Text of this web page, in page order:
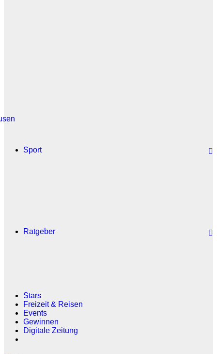
Sport
Ratgeber
Stars
Freizeit & Reisen
Events
Gewinnen
Digitale Zeitung